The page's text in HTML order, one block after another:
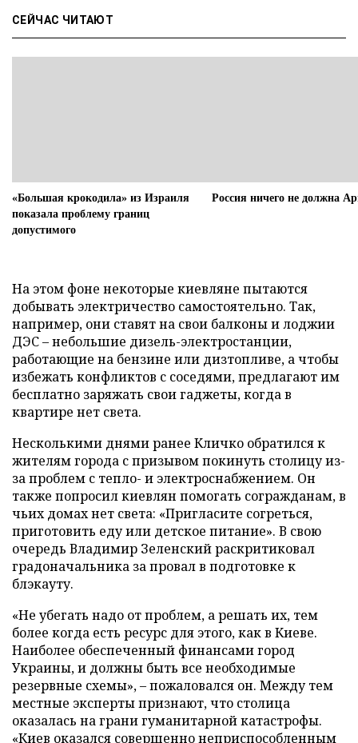
СЕЙЧАС ЧИТАЮТ
«Большая крокодила» из Израиля
показала проблему границ
допустимого
Россия ничего не должна
На этом фоне некоторые киевляне пытаются
добывать электричество самостоятельно. Так,
например, они ставят на свои балконы и лоджии
ДЭС – небольшие дизель-электростанции,
работающие на бензине или дизтопливе, а чтобы
избежать конфликтов с соседями, предлагают им
бесплатно заряжать свои гаджеты, когда в
квартире нет света.
Несколькими днями ранее Кличко обратился к
жителям города с призывом покинуть столицу из-
за проблем с тепло- и электроснабжением. Он
также попросил киевлян помогать согражданам, в
чьих домах нет света: «Пригласите согреться,
приготовить еду или детское питание». В свою
очередь Владимир Зеленский раскритиковал
градоначальника за провал в подготовке к
блэкауту.
«Не убегать надо от проблем, а решать их, тем
более когда есть ресурс для этого, как в Киеве.
Наиболее обеспеченный финансами город
Украины, и должны быть все необходимые
резервные схемы», – пожаловался он. Между тем
местные эксперты признают, что столица
оказалась на грани гуманитарной катастрофы.
«Киев оказался совершенно неприспособленным